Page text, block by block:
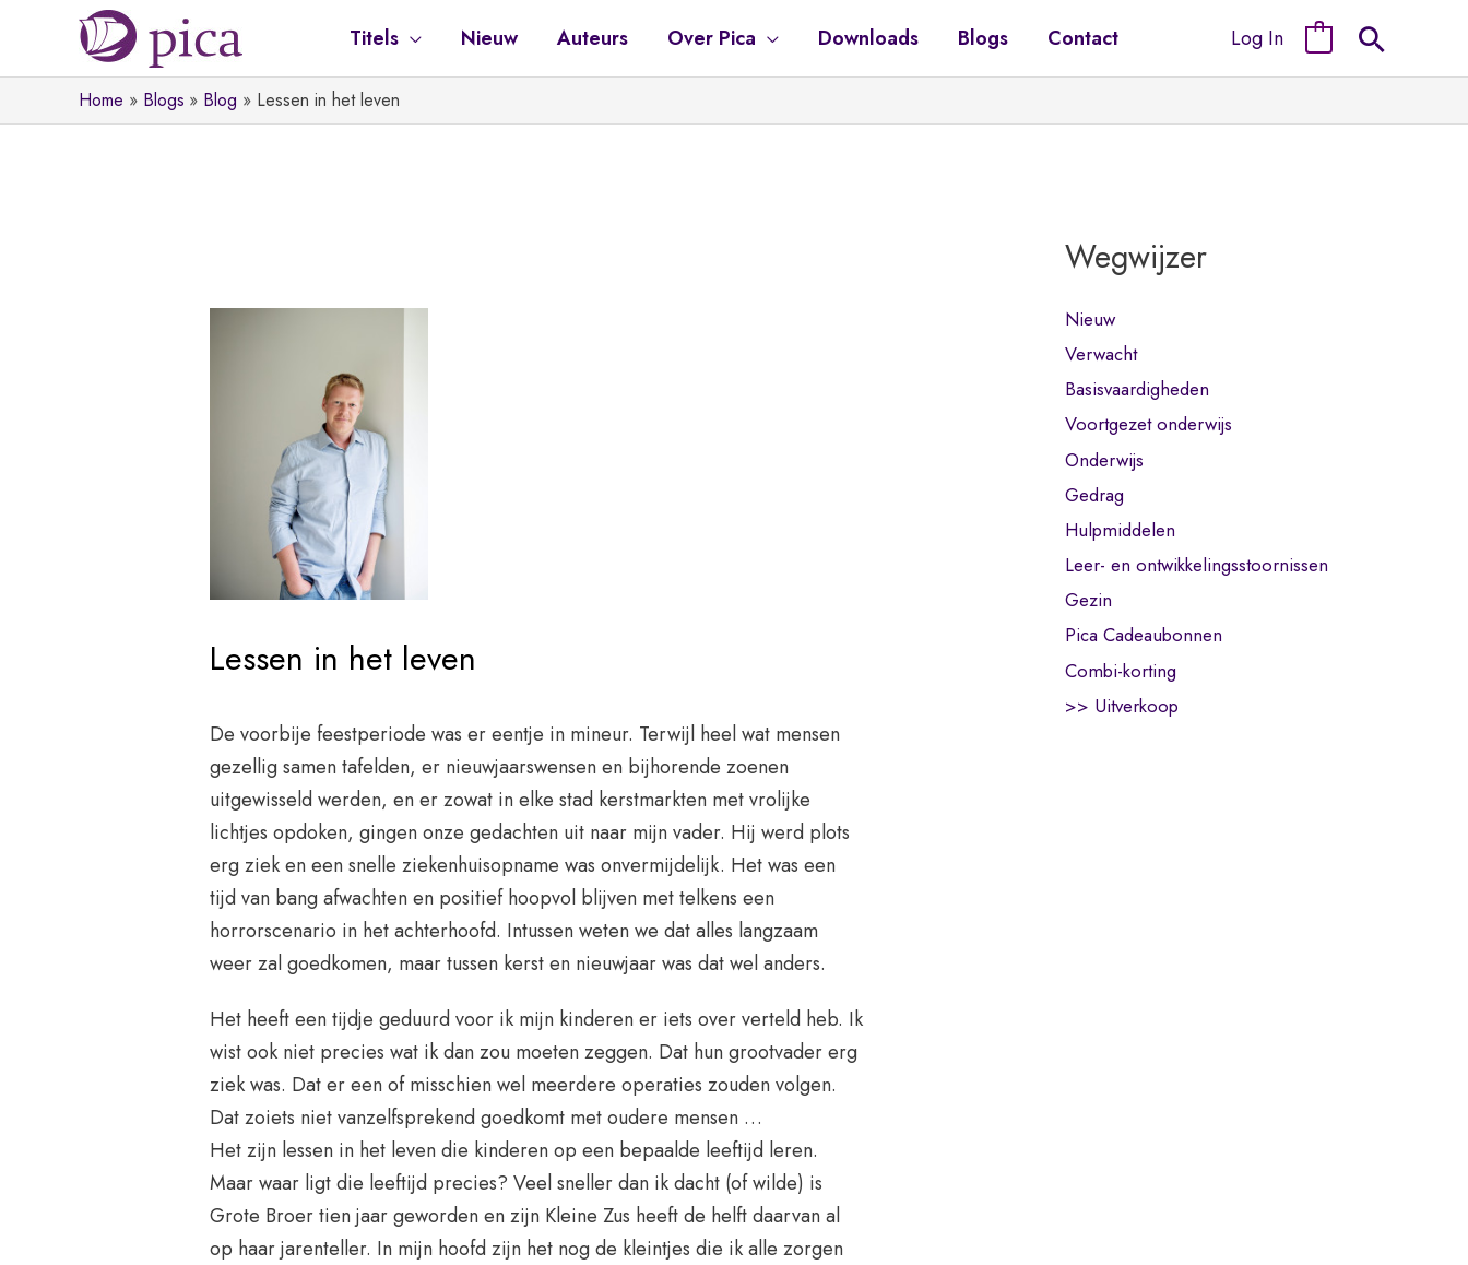
de
Titels Nieuw Auteurs Over Pica Downloads Blogs Contact Log In
Home Blogs Blog Lessen in het leven
Lessen in het leven
De voorbije feestperiode was er eentje in mineur. Terwijl heel wat mensen
gezellig samen tafelden, er nieuwjaarswensen en bijhorende zoenen
uitgewisseld werden, en er zowat in elke stad kerstmarkten met vrolijke
lichtjes opdoken, gingen onze gedachten uit naar mijn vader. Hij werd plots
erg ziek en een snelle ziekenhuisopname was onvermijdelijk. Het was een
tijd van bang afwachten en positief hoopvol blijven met telkens een
horrorscenario in het achterhoofd. Intussen weten we dat alles langzaam
weer zal goedkomen, maar tussen kerst en nieuwjaar was dat wel anders.
Het heeft een tijdje geduurd voor ik mijn kinderen er iets over verteld heb. Ik
wist ook niet precies wat ik dan zou moeten zeggen. Dat hun grootvader erg
ziek was. Dat er een of misschien wel meerdere operaties zouden volgen.
Dat zoiets niet vanzelfsprekend goedkomt met oudere mensen …
Het zijn lessen in het leven die kinderen op een bepaalde leeftijd leren.
Maar waar ligt die leeftijd precies? Veel sneller dan ik dacht (of wilde) is
Grote Broer tien jaar geworden en zijn Kleine Zus heeft de helft daarvan al
op haar jarenteller. In mijn hoofd zijn het nog de kleintjes die ik alle zorgen
Wegwijzer
Nieuw
Verwacht
Basisvaardigheden
Voortgezet onderwijs
Onderwijs
Gedrag
Hulpmiddelen
Leer- en ontwikkelingsstoornissen
Gezin
Pica Cadeaubonnen
Combi-korting
>> Uitverkoop